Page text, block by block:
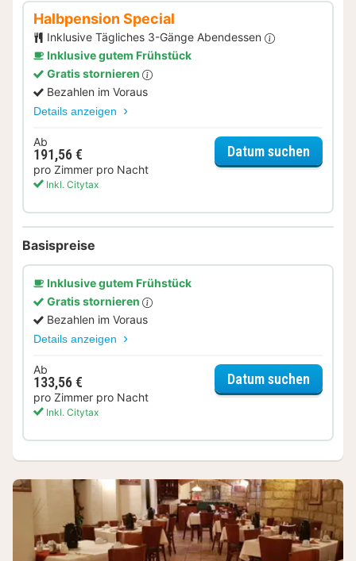
Halbpension Special
Inklusive Tägliches 3-Gänge Abendessen
Inklusive gutem Frühstück
Gratis stornieren
Bezahlen im Voraus
Details anzeigen
Ab
191,56 €
pro Zimmer pro Nacht
Inkl. Citytax
Datum suchen
Basispreise
Inklusive gutem Frühstück
Gratis stornieren
Bezahlen im Voraus
Details anzeigen
Ab
133,56 €
pro Zimmer pro Nacht
Inkl. Citytax
Datum suchen